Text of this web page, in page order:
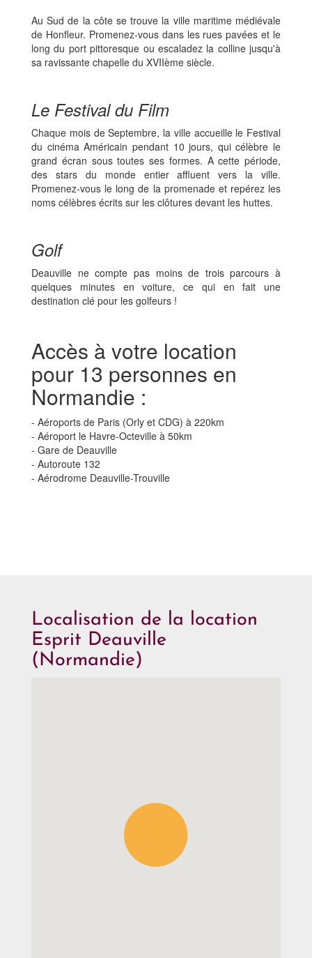
Au Sud de la côte se trouve la ville maritime médiévale
de Honfleur. Promenez-vous dans les rues pavées et le
long du port pittoresque ou escaladez la colline jusqu'à
sa ravissante chapelle du XVIIème siècle.
Le Festival du Film
Chaque mois de Septembre, la ville accueille le Festival
du cinéma Américain pendant 10 jours, qui célèbre le
grand écran sous toutes ses formes. A cette période,
des stars du monde entier affluent vers la ville.
Promenez-vous le long de la promenade et repérez les
noms célèbres écrits sur les clôtures devant les huttes.
Golf
Deauville ne compte pas moins de trois parcours à
quelques minutes en voiture, ce qui en fait une
destination clé pour les golfeurs !
Accès à votre location
pour 13 personnes en
Normandie :
- Aéroports de Paris (Orly et CDG) à 220km
- Aéroport le Havre-Octeville à 50km
- Gare de Deauville
- Autoroute 132
- Aérodrome Deauville-Trouville
Localisation de la location
Esprit Deauville
(Normandie)